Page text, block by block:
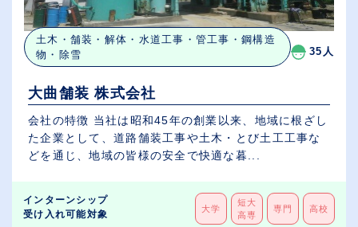
土木・舗装・解体・水道工事・管工事・鋼構造
物・除雪
35人
大曲舗装 株式会社
会社の特徴 当社は昭和45年の創業以来、地域に根ざし
た企業として、道路舗装工事や土木・とび土工工事な
どを通じ、地域の皆様の安全で快適な暮...
インターンシップ
受け入れ可能対象
大学
短大
高専
専門 高校